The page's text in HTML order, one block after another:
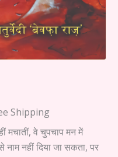
Shipping
मचातीं, वे चुपचाप मन में
नहीं दिया जा सकता, पर